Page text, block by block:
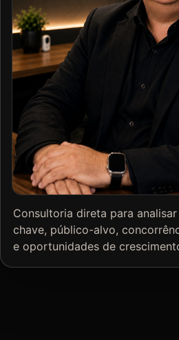
Consultoria direta para
chave, público-alvo,
e oportunidades de